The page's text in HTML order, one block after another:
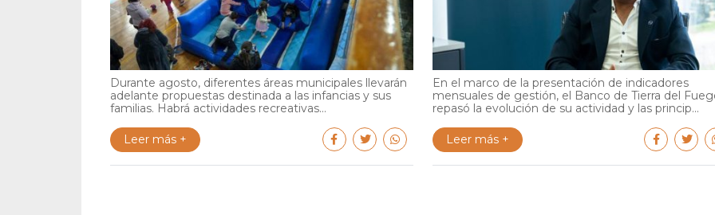
Durante agosto, diferentes áreas municipales llevarán
adelante propuestas destinada a las infancias y sus
familias. Habrá actividades recreativas...
Leer más +
En el marco de la presentación de indicadores
mensuales de gestión, el Banco de Tierra del
repasó la evolución de su actividad y las princip...
Leer más +